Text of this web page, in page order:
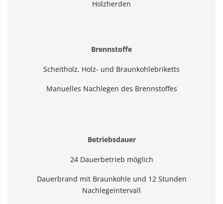
Holzherden
Brennstoffe
Scheitholz, Holz- und Braunkohlebriketts
Manuelles Nachlegen des Brennstoffes
Betriebsdauer
24 Dauerbetrieb möglich
Dauerbrand mit Braunkohle und 12 Stunden
Nachlegeintervall